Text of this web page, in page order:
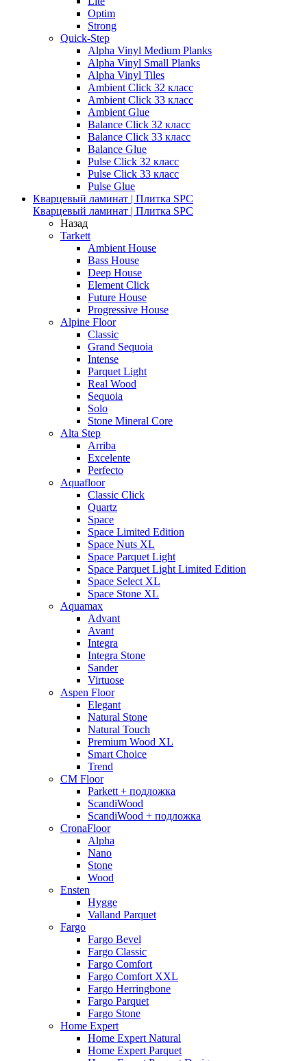
Optim
Strong
Quick-Step
Alpha Vinyl Medium Planks
Alpha Vinyl Small Planks
Alpha Vinyl Tiles
Ambient Click 32 класс
Ambient Click 33 класс
Ambient Glue
Balance Click 32 класс
Balance Click 33 класс
Balance Glue
Pulse Click 32 класс
Pulse Click 33 класс
Pulse Glue
Кварцевый ламинат | Плитка SPC
Кварцевый ламинат | Плитка SPC
Назад
Tarkett
Ambient House
Bass House
Deep House
Element Click
Future House
Progressive House
Alpine Floor
Classic
Grand Sequoia
Intense
Parquet Light
Real Wood
Sequoia
Solo
Stone Mineral Core
Alta Step
Arriba
Excelente
Perfecto
Aquafloor
Classic Click
Quartz
Space
Space Limited Edition
Space Nuts XL
Space Parquet Light
Space Parquet Light Limited Edition
Space Select XL
Space Stone XL
Aquamax
Advant
Avant
Integra
Integra Stone
Sander
Virtuose
Aspen Floor
Elegant
Natural Stone
Natural Touch
Premium Wood XL
Smart Choice
Trend
CM Floor
Parkett + подложка
ScandiWood
ScandiWood + подложка
CronaFloor
Alpha
Nano
Stone
Wood
Ensten
Hygge
Valland Parquet
Fargo
Fargo Bevel
Fargo Classic
Fargo Comfort
Fargo Comfort XXL
Fargo Herringbone
Fargo Parquet
Fargo Stone
Home Expert
Home Expert Natural
Home Expert Parquet